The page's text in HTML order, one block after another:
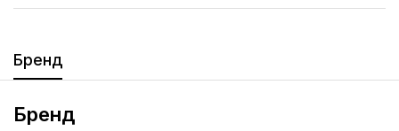
Бренд
Бренд